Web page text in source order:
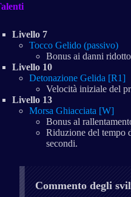
Livello 7
Tocco Gelido (passivo)
Bonus ai danni
Livello 10
Detonazione Gelida [R1]
Velocità iniziale del
Livello 13
Morsa Ghiacciata [W]
Bonus al
Riduzione del tempo
secondi.
Commento degli